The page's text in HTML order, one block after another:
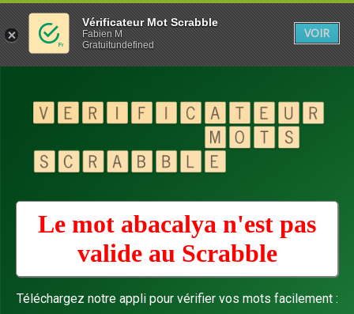
Le mot abacalya n'est pas
valide au Scrabble
Téléchargez notre appli pour vérifier vos mots facilement :
Vérificateur Mot Scrabble
Fabien M
Gratuitundefined
VOIR